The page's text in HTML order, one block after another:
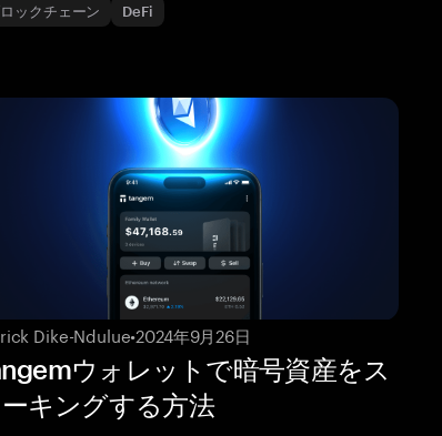
ックチェーン DeFi
Dike-Ndulue•2024年9月26日
ウォレットで暗号資産をス
キングする方法